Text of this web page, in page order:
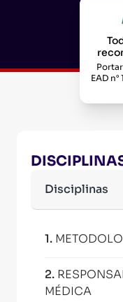
EAD
Disciplinas
1.
2.
MÉDICA